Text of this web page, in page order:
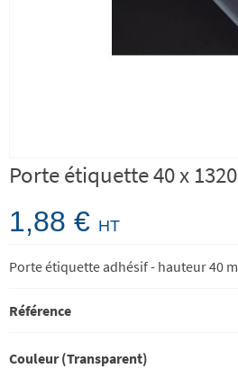
Porte étiquette 40 x
1,88 € HT
Porte étiquette adhésif - hauteur 40
Référence
Couleur (Transparent)